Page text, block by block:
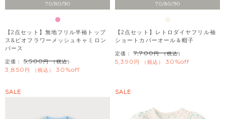
70/80/90
【2点セット】無地フリル半袖トップ
ス&ビオフラワーメッシュキャミロン
パース
定価： 5,500 （税込）
3,850 税込 30%off
70/80/90
【2点セット】レトロダイヤフリル袖
ショートカバーオール＆帽子
定価： 7,700 （税込）
5,390 税込 30%off
SALE SALE